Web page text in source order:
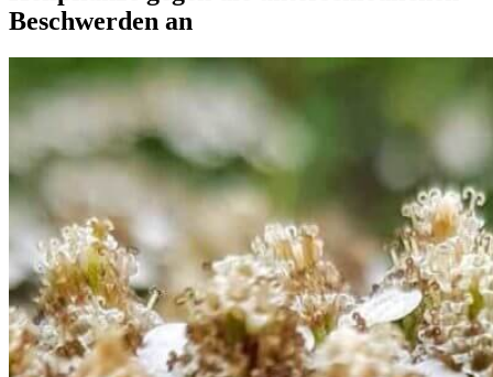
Beschwerden an